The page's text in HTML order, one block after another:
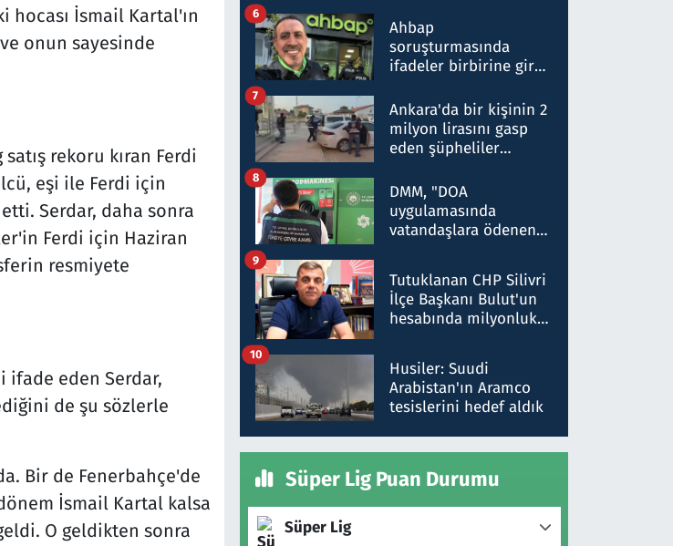
hocası İsmail Kartal'ın
onun sayesinde
rekoru kıran Ferdi
eşi ile Ferdi için
Serdar, daha sonra
Ferdi için Haziran
resmiyete
ifade eden Serdar,
de şu sözlerle
Bir de Fenerbahçe'de
İsmail Kartal kalsa
O geldikten sonra
nitelikte olduğunu
belirtti
Ahbap
soruşturmasında
ifadeler birbirine girdi:
ifadelerinden ortaya
çıkan tablo şok etti
6
Ankara'da bir kişinin 2
milyon lirasını gasp
eden şüpheliler
7
DMM, "DOA
uygulamasında
vatandaşlara ödenen
düşürüldüğü" iddiasını
yalanladı
8
Tutuklanan CHP Silivri
İlçe Başkanı Bulut'un
hesabında milyonluk
talimat verdi, ben
gönderdim
9
Husiler: Suudi
Arabistan'ın Aramco
tesislerini hedef aldık
10
Süper Lig Puan Durumu
Süper Lig